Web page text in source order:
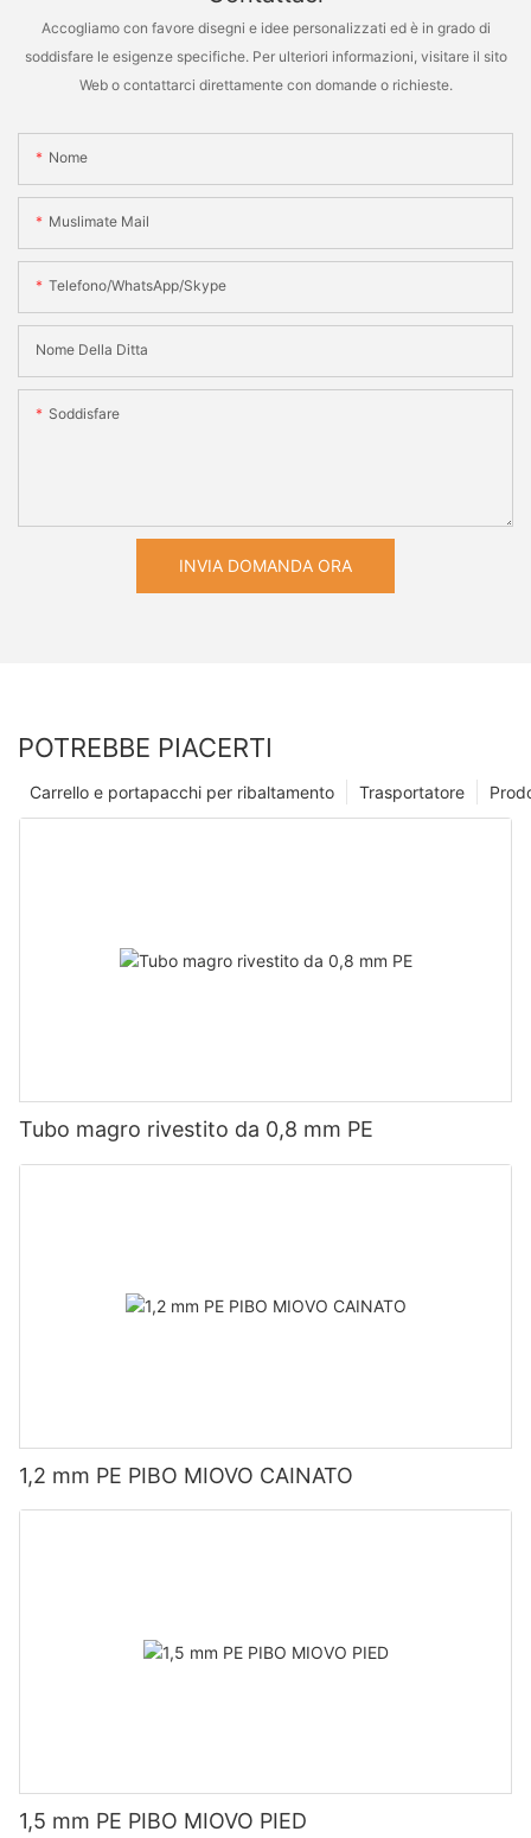
Accogliamo con favore disegni e idee personalizzati ed è in grado di
soddisfare le esigenze specifiche. Per ulteriori informazioni, visitare il sito
Web o contattarci direttamente con domande o richieste.
Nome
Muslimate Mail
Telefono/WhatsApp/Skype
Nome Della Ditta
Soddisfare
INVIA DOMANDA ORA
POTREBBE PIACERTI
Trasportatore
Carrello e portapacchi per ribaltamento
Tubo magro rivestito da 0,8 mm PE
1,2 mm PE PIBO MIOVO CAINATO
1,5 mm PE PIBO MIOVO PIED